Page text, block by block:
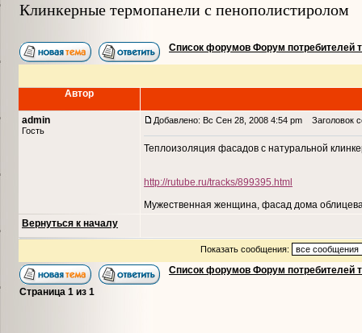
Клинкерные термопанели с пенополистиролом
Список форумов Форум потребителей
Автор
admin
Гость
Добавлено: Вс Сен 28, 2008 4:54 pm Заголовок
Теплоизоляция фасадов с натуральной
http://rutube.ru/tracks/899395.html
Мужественная женщина, фасад дома
Вернуться к началу
Показать сообщения:
Список форумов Форум потребителей
Страница 1 из 1